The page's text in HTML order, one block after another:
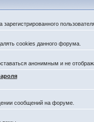
cookies данного форума.
анонимным и не
сообщений на форуме.